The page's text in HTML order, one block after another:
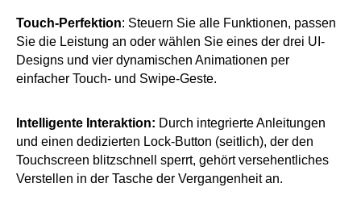
Touch-Perfektion: Steuern Sie alle Funktionen, passen
Sie die Leistung an oder wählen Sie eines der drei UI-
Designs und vier dynamischen Animationen per
einfacher Touch- und Swipe-Geste.
Intelligente Interaktion: Durch integrierte Anleitungen
und einen dedizierten Lock-Button (seitlich), der den
Touchscreen blitzschnell sperrt, gehört versehentliches
Verstellen in der Tasche der Vergangenheit an.